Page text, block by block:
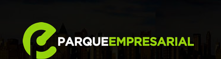
contenido